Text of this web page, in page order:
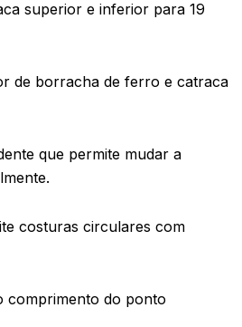
superior e inferior para 19
de borracha de ferro e catraca
que permite mudar a
costuras circulares com
comprimento do ponto